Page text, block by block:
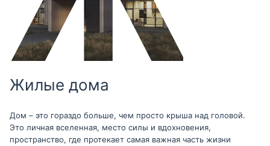
Жилые дома
Дом – это гораздо больше, чем просто крыша над головой.
Это личная вселенная, место силы и вдохновения,
пространство, где протекает самая важная часть жизни